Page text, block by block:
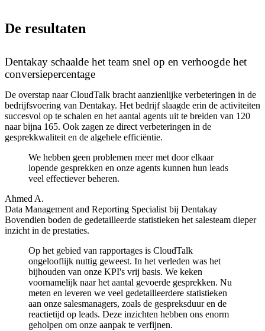
De resultaten
Dentakay schaalde het team snel op en verhoogde het
conversiepercentage
De overstap naar CloudTalk bracht aanzienlijke verbeteringen in de
bedrijfsvoering van Dentakay. Het bedrijf slaagde erin de activiteiten
succesvol op te schalen en het aantal agents uit te breiden van 120
naar bijna 165. Ook zagen ze direct verbeteringen in de
gesprekkwaliteit en de algehele efficiëntie.
We hebben geen problemen meer met door elkaar
lopende gesprekken en onze agents kunnen hun leads
veel effectiever beheren.
Ahmed A.
Data Management and Reporting Specialist bij Dentakay
Bovendien boden de gedetailleerde statistieken het salesteam dieper
inzicht in de prestaties.
Op het gebied van rapportages is CloudTalk
ongelooflijk nuttig geweest. In het verleden was het
bijhouden van onze KPI's vrij basis. We keken
voornamelijk naar het aantal gevoerde gesprekken. Nu
meten en leveren we veel gedetailleerdere statistieken
aan onze salesmanagers, zoals de gespreksduur en de
reactietijd op leads. Deze inzichten hebben ons enorm
geholpen om onze aanpak te verfijnen.